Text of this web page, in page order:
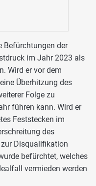
Befürchtungen der
im Jahr 2023 als
Wird er vor dem
Überhitzung des
Folge zu
führen kann. Wird er
Feststecken im
des
Disqualifikation
befürchtet, welches
vermieden werden